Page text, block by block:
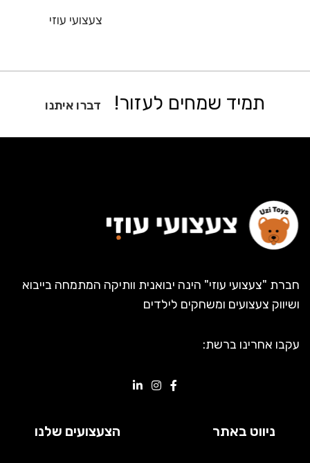
צעצועי עוזי
תמיד שמחים לעזור! דברו איתנו
חברת "צעצועי עוזי" הינה יבואנית וותיקה המתמחה בייבוא
ושיווק צעצועים ומשחקים לילדים
עקבו אחרינו ברשת:
ניווט באתר הצעצועים שלנו